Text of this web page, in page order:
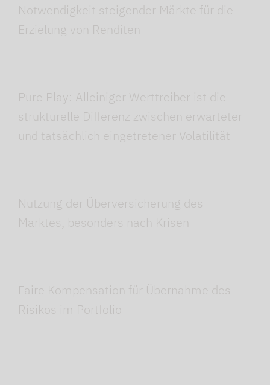
Notwendigkeit steigender Märkte für die
Erzielung von Renditen
Pure Play: Alleiniger Werttreiber ist die
strukturelle Differenz zwischen erwarteter
und tatsächlich eingetretener Volatilität
Nutzung der Überversicherung des
Marktes, besonders nach Krisen
Faire Kompensation für Übernahme des
Risikos im Portfolio